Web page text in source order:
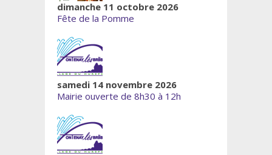
dimanche 11 octobre 2026
Fête de la Pomme
samedi 14 novembre 2026
Mairie ouverte de 8h30 à 12h